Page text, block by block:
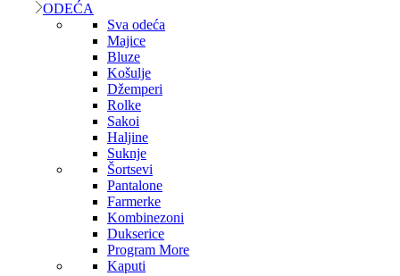
ODEĆA
Sva odeća
Majice
Bluze
Košulje
Džemperi
Rolke
Sakoi
Haljine
Suknje
Šortsevi
Pantalone
Farmerke
Kombinezoni
Dukserice
Program More
Kaputi